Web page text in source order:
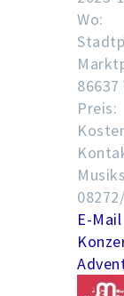
Wo:
Preis:
E-Mail